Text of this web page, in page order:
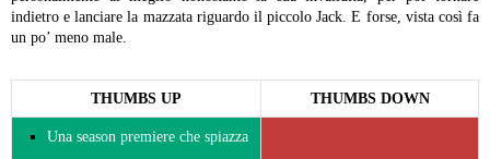
indietro e lanciare la mazzata riguardo il piccolo Jack. E forse, vista così fa
un po’ meno male.
THUMBS UP THUMBS DOWN
Una season premiere che spiazza